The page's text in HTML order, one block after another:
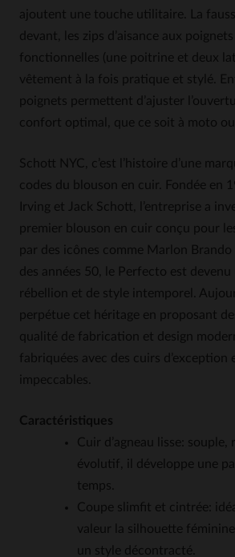
ajoutent une touche utilitaire. La
devant, les zips d’aisance aux
fonctionnelles (une poitrine et deux
vêtement à la fois pratique et stylé.
poignets permettent d’ajuster
confort optimal, que ce soit à moto ou
Schott NYC, c’est l’histoire d’une
codes du blouson en cuir. Fondée en
Irving et Jack Schott, l’entreprise a
premier blouson en cuir conçu pour
par des icônes comme Marlon
des années 50, le Perfecto est devenu
rébellion et de style intemporel.
perpétue cet héritage en proposant
qualité de fabrication et design
fabriquées avec des cuirs d’exception
impeccables.
Caractéristiques
Cuir d’agneau lisse: souple,
évolutif, il développe une
temps.
Coupe slimfit et cintrée:
valeur la silhouette
un style décontracté.